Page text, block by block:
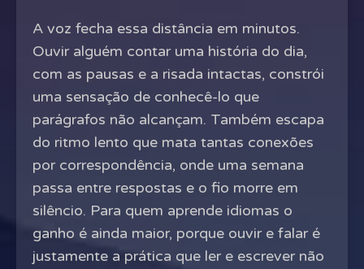
A voz fecha essa distância em minutos.
Ouvir alguém contar uma história do dia,
com as pausas e a risada intactas, constrói
uma sensação de conhecê-lo que
parágrafos não alcançam. Também escapa
do ritmo lento que mata tantas conexões
por correspondência, onde uma semana
passa entre respostas e o fio morre em
silêncio. Para quem aprende idiomas o
ganho é ainda maior, porque ouvir e falar é
justamente a prática que ler e escrever não